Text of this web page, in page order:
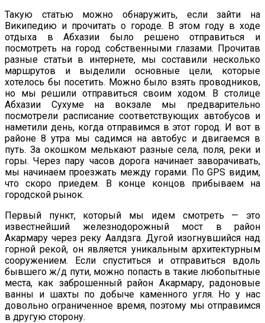
Такую статью можно обнаружить, если зайти на
Википедию и прочитать о городе. В этом году в ходе
отдыха в Абхазии было решено отправиться и
посмотреть на город собственными глазами. Прочитав
разные статьи в интернете, мы составили несколько
маршрутов и выделили основные цели, которые
хотелось бы посетить. Можно было взять проводников,
но мы решили отправиться своим ходом. В столице
Абхазии Сухуме на вокзале мы предварительно
посмотрели расписание соответствующих автобусов и
наметили день, когда отправимся в этот город. И вот в
районе 8 утра мы садимся на автобус и двигаемся в
путь. За окошком мелькают разные села, поля, реки и
горы. Через пару часов дорога начинает заворачивать,
мы начинаем проезжать между горами. По GPS видим,
что скоро приедем. В конце концов прибываем на
городской рынок.
Первый пункт, который мы идем смотреть — это
известнейший железнодорожный мост в район
Акармару через реку Аалдзга. Дугой изогнувшийся над
горной рекой, он является уникальным архитектурным
сооружением. Если спуститься и отправиться вдоль
бывшего ж/д пути, можно попасть в такие любопытные
места, как заброшенный район Акармару, радоновые
ванны и шахты по добыче каменного угля. Но у нас
довольно ограниченное время, поэтому мы отправимся
в другую сторону.